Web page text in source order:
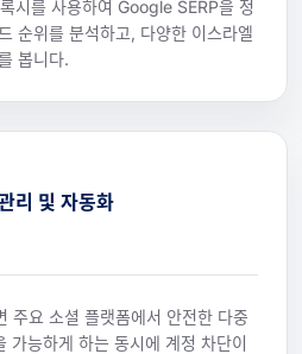
시를 사용하여 Google SERP을 정
순위를 분석하고, 다양한 이스라엘
봅니다.
리 및 자동화
주요 소셜 플랫폼에서 안전한 다중
가능하게 하는 동시에 계정 차단이